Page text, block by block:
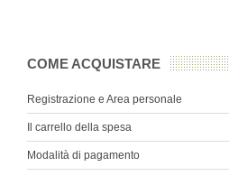
COME ACQUISTARE
Registrazione e Area personale
Il carrello della spesa
Modalità di pagamento